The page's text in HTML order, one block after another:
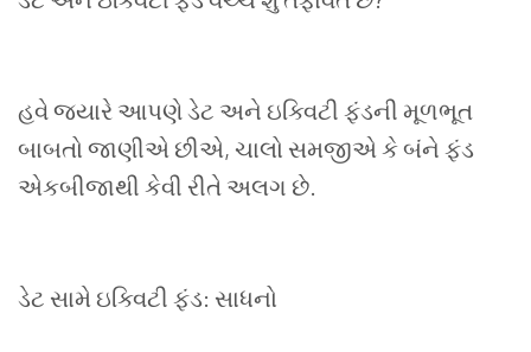
હવે જ્યારે આપણે ડેટ અને ઇક્વિટી ફંડની મૂળભૂત
બાબતો જાણીએ છીએ, ચાલો સમજીએ કે બંને ફંડ
એકબીજાથી કેવી રીતે અલગ છે.
ડેટ સામે ઇક્વિટી ફંડ: સાધનો